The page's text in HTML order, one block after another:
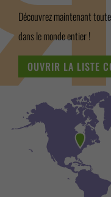
Découvrez maintenant
dans le monde entier !
OUVRIR LA LISTE